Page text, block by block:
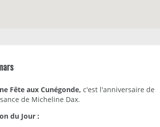
Fête aux Cunégonde, c'est l'anniversaire de
de Micheline Dax.
du Jour :